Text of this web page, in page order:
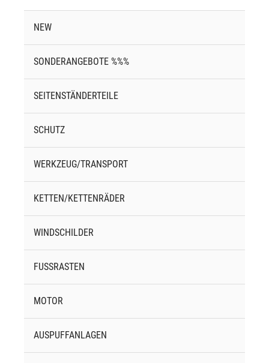
NEW
SONDERANGEBOTE %%%
SEITENSTÄNDERTEILE
SCHUTZ
WERKZEUG/TRANSPORT
KETTEN/KETTENRÄDER
WINDSCHILDER
FUSSRASTEN
MOTOR
AUSPUFFANLAGEN